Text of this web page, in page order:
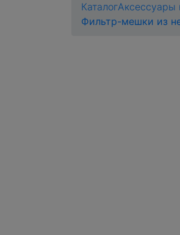
КаталогАксессуары
Фильтр-мешки из